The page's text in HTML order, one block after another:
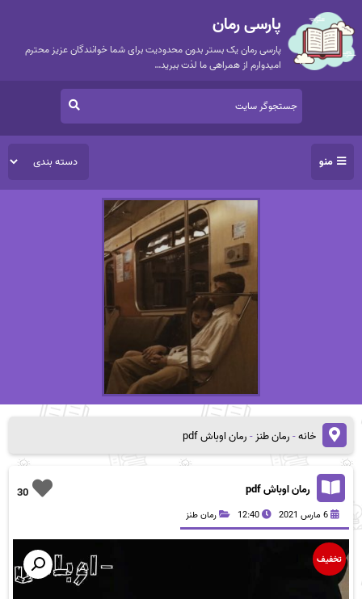
پارسی رمان
پارسی رمان یک بستر بدون محدودیت برای شما خوانندگان عزیز محترم
امیدوارم از همراهی ما لذت ببرید…
منو
خانه-رمان طنز-رمان اوباش pdf
30 رمان اوباش pdf
6 مارس 2021 12:40 رمان طنز
تخفیف